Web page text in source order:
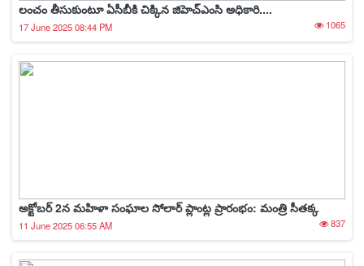
లంచం తీసుకుంటూ ఏసీబీకి చిక్కిన జిహెచ్ఎంసి అధికారి....
17 June 2025 08:44 PM 1065
అక్టోబర్ 2న మహిళా సంఘాల సోలార్ ప్లాంట్ల ప్రారంభం: మంత్రి సీతక్క
11 June 2025 06:55 AM 837